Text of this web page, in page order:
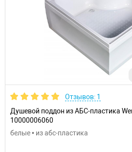
Отзывов: 1
Душевой поддон из АБС-пластика
10000006060
белые • из абс-пластика